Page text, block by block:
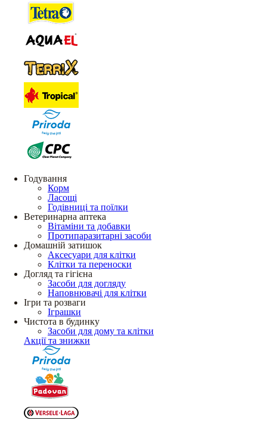
Годування
Корм
Ласощі
Годівниці та поїлки
Ветеринарна аптека
Вітаміни та добавки
Протипаразитарні засоби
Домашній затишок
Аксесуари для клітки
Клітки та переноски
Догляд та гігієна
Засоби для догляду
Наповнювачі для клітки
Ігри та розваги
Іграшки
Чистота в будинку
Засоби для дому та клітки
Акції та знижки